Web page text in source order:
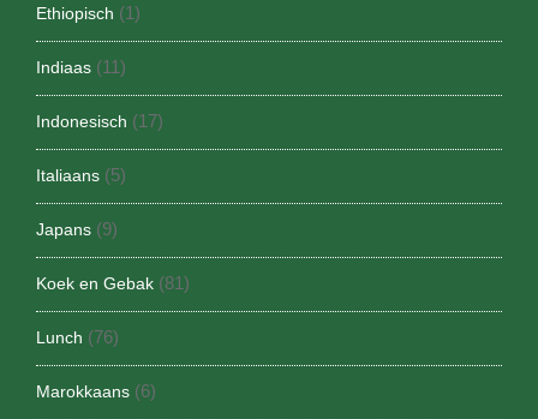
Ethiopisch (1)
Indiaas (11)
Indonesisch (17)
Italiaans (5)
Japans (9)
Koek en Gebak (81)
Lunch (76)
Marokkaans (6)